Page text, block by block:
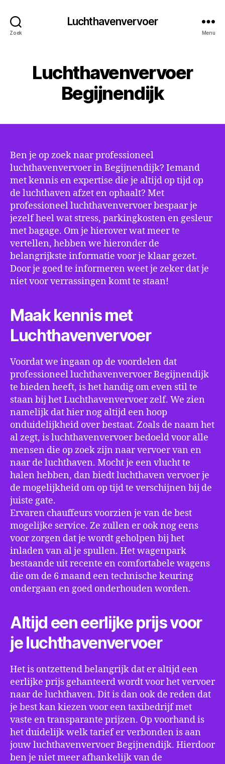
Zoek
Luchthavenvervoer
Menu
Luchthavenvervoer
Begijnendijk
Ben je op zoek naar professioneel
luchthavenvervoer in Begijnendijk? Iemand
met kennis en expertise die je altijd op tijd op
de luchthaven afzet en ophaalt? Met
professioneel luchthavenvervoer bespaar je
jezelf heel wat stress, parkingkosten en gesleur
met bagage. Om je hierover wat meer te
vertellen, hebben we hieronder de
belangrijkste informatie voor je klaar gezet.
Door je goed te informeren weet je zeker dat je
niet voor verrassingen komt te staan!
Maak kennis met
Luchthavenvervoer
Voordat we ingaan op de voordelen dat
professioneel luchthavenvervoer Begijnendijk
te bieden heeft, is het handig om even stil te
staan bij het Luchthavenvervoer zelf. We zien
namelijk dat hier nog altijd een hoop
onduidelijkheid over bestaat. Zoals de naam het
al zegt, is luchthavenvervoer bedoeld voor alle
mensen die op zoek zijn naar vervoer van en
naar de luchthaven. Mocht je een vlucht te
halen hebben, dan biedt luchthaven vervoer je
de mogelijkheid om op tijd te verschijnen bij de
juiste gate.
Ervaren chauffeurs voorzien je van de best
mogelijke service. Ze zullen er ook nog eens
voor zorgen dat je wordt geholpen bij het
inladen van al je spullen. Het wagenpark
bestaande uit recente en comfortabele wagens
die om de 6 maand een technische keuring
ondergaan en goed onderhouden worden.
Altijd een eerlijke prijs voor
je luchthavenvervoer
Het is ontzettend belangrijk dat er altijd een
eerlijke prijs gehanteerd wordt voor het vervoer
naar de luchthaven. Dit is dan ook de reden dat
je best kan kiezen voor een taxibedrijf met
vaste en transparante prijzen. Op voorhand is
het duidelijk welk tarief er verbonden is aan
jouw luchthavenvervoer Begijnendijk. Hierdoor
ben je niet meer afhankelijk van de